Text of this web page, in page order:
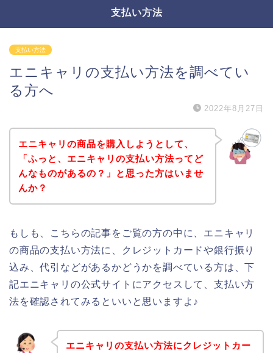
支払い方法
支払い方法
エニキャリの支払い方法を調べてい
る方へ
2022年8月27日
エニキャリの商品を購入しようとして、
「ふっと、エニキャリの支払い方法ってど
んなものがあるの？」と思った方はいませ
んか？
もしも、こちらの記事をご覧の方の中に、エニキャリ
の商品の支払い方法に、クレジットカードや銀行振り
込み、代引などがあるかどうかを調べている方は、下
記エニキャリの公式サイトにアクセスして、支払い方
法を確認されてみるといいと思いますよ♪
エニキャリの支払い方法にクレジットカー